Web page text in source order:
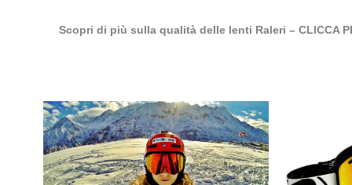
Scopri di più sulla qualità delle lenti Raleri – CLICCA